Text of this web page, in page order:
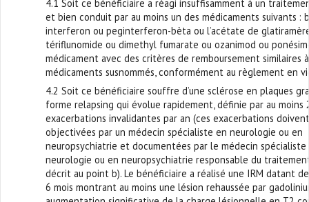
4.1 Soit ce bénéficiaire a réagi insuffisamment à un
et bien conduit par au moins un des médicaments suivants :
interferon ou peginterferon-bèta ou l’acétate de
tériflunomide ou dimethyl fumarate ou ozanimod ou
médicament avec des critères de remboursement similaires
médicaments susnommés, conformément au règlement en
4.2 Soit ce bénéficiaire souffre d’une sclérose en plaques
forme relapsing qui évolue rapidement, définie par au moins
exacerbations invalidantes par an (ces exacerbations
objectivées par un médecin spécialiste en neurologie ou en
neuropsychiatrie et documentées par le médecin spécialiste
neurologie ou en neuropsychiatrie responsable du
décrit au point b). Le bénéficiaire a réalisé une IRM datant
6 mois montrant au moins une lésion rehaussée par